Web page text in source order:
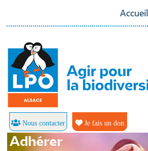
Accueil
Nous contacter Je fais un don
Adhérer